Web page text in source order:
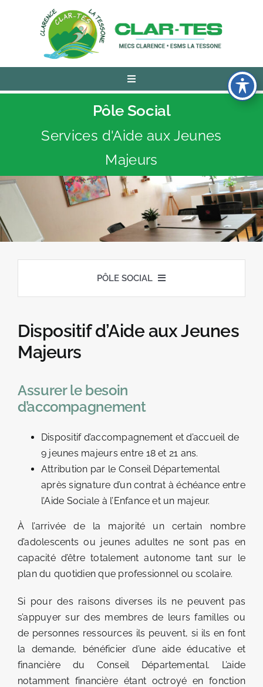
Navigation
à
bascule
L’ASSOCIATION
PÔLE MÉDICO-SOCIAL
PÔLE ÉDUCATION
Pôle Social
Services d'Aide aux Jeunes
Majeurs
PÔLE SOCIAL
NOS MISSIONS
NOS SERVICES
Dispositif d’Aide aux Jeunes
Majeurs
Assurer le besoin
d’accompagnement
Dispositif d’accompagnement et d’accueil de
9 jeunes majeurs entre 18 et 21 ans.
Attribution par le Conseil Départemental
après signature d’un contrat à échéance entre
l’Aide Sociale à l’Enfance et un majeur.
À l’arrivée de la majorité un certain nombre
d’adolescents ou jeunes adultes ne sont pas en
capacité d’être totalement autonome tant sur le
plan du quotidien que professionnel ou scolaire.
Si pour des raisons diverses ils ne peuvent pas
s’appuyer sur des membres de leurs familles ou
de personnes ressources ils peuvent, si ils en font
la demande, bénéficier d’une aide éducative et
financière du Conseil Départemental. L’aide
notamment financière étant octroyé en fonction